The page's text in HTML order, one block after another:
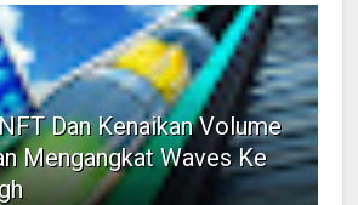
Dan Kenaikan Volume
Mengangkat Waves Ke